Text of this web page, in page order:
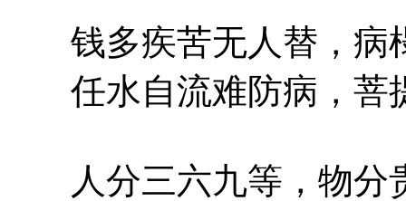
钱多疾苦无人替，病
任水自流难防病，菩
人分三六九等，物分